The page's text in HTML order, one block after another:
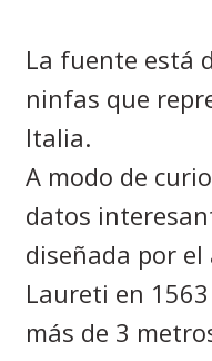
La fuente está
ninfas que
Italia.
A modo de
datos
diseñada por
Laureti en
más de 3